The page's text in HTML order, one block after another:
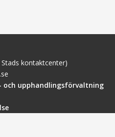
kontaktcenter)
och upphandlingsförvaltning